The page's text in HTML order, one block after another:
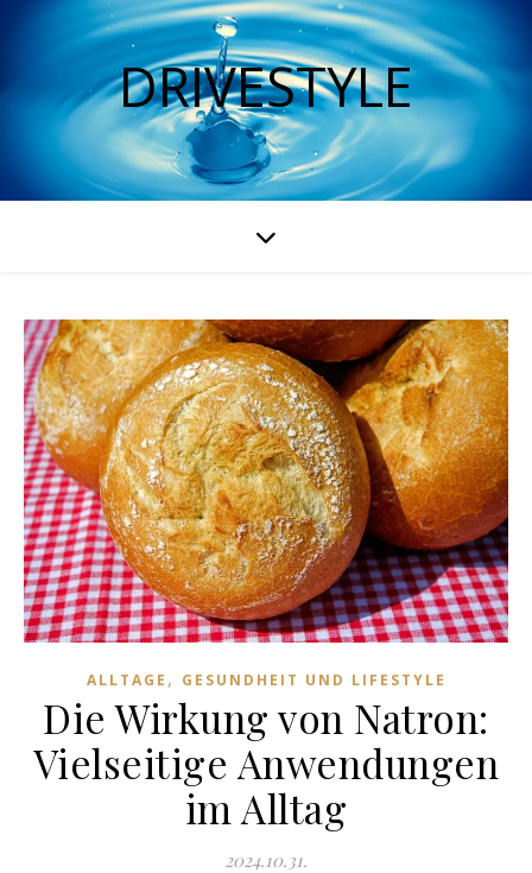
DRIVESTYLE
ALLTAGE , GESUNDHEIT UND LIFESTYLE
Die Wirkung von Natron:
Vielseitige Anwendungen
im Alltag
2024.10.31.